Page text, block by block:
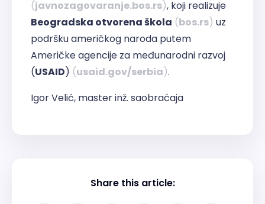
(javnozagovaranje.bos.rs), koji realizuje
Beogradska otvorena škola (bos.rs) uz
podršku američkog naroda putem
Američke agencije za međunarodni razvoj
(USAID) (usaid.gov/serbia).
Igor Velić, master inž. saobraćaja
Share this article: